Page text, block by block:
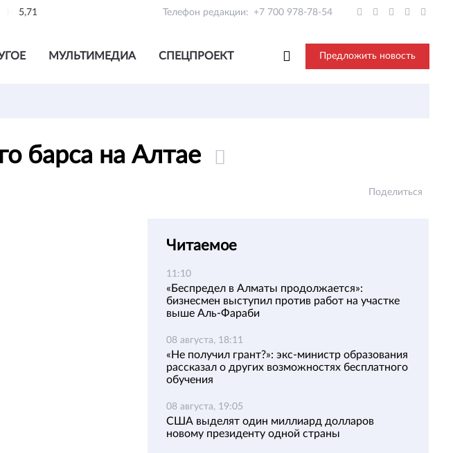
5,71 Телефон редакции: +7 700 978-78-54
МУЛЬТИМЕДИА СПЕЦПРОЕКТ Предложить новость
барса на Алтае
Поделиться
Читаемое
11:10
«Беспредел в Алматы продолжается»:
бизнесмен выступил против работ на участке
выше Аль-Фараби
08 августа, 18:11
«Не получил грант?»: экс-министр образования
рассказал о других возможностях бесплатного
обучения
08 августа, 19:05
США выделят один миллиард долларов
новому президенту одной страны